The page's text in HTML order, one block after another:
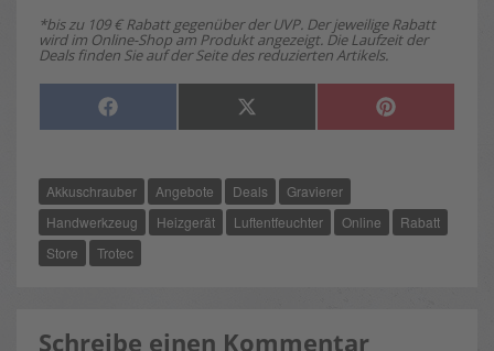
*bis zu 109 € Rabatt gegenüber der UVP. Der jeweilige Rabatt
wird im Online-Shop am Produkt angezeigt. Die Laufzeit der
Deals finden Sie auf der Seite des reduzierten Artikels.
SHARE
F
A
O
O
K
SHARE
X
(
T
T
E
R
)
SHARE
P
I
S
T
Akkuschrauber Angebote Deals
Gravierer
Handwerkzeug
Heizgerät Luftentfeuchter Online
Rabatt
Store
Trotec
Schreibe einen Kommentar